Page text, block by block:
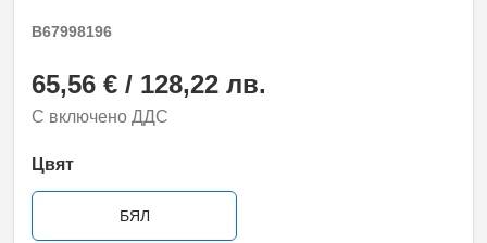
B67998196
65,56 € / 128,22 лв.
С включено ДДС
Цвят
БЯЛ